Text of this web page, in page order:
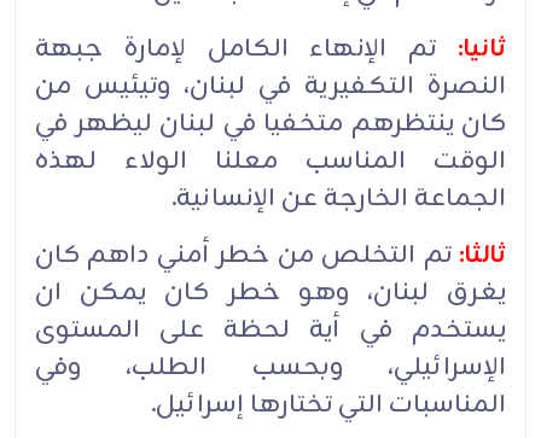
ثانيا: تم الإنهاء الكامل لإمارة جبهة
النصرة التكفيرية في لبنان، وتيئيس من
كان ينتظرهم متخفيا في لبنان ليظهر في
الوقت المناسب معلنا الولاء لهذه
الجماعة الخارجة عن الإنسانية.
ثالثا: تم التخلص من خطر أمني داهم كان
يغرق لبنان، وهو خطر كان يمكن ان
يستخدم في أية لحظة على المستوى
الإسرائيلي، وبحسب الطلب، وفي
المناسبات التي تختارها إسرائيل.